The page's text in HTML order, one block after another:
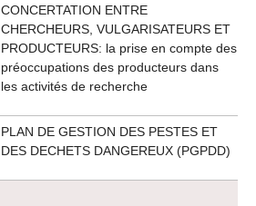
CONCERTATION ENTRE
CHERCHEURS, VULGARISATEURS ET
PRODUCTEURS: la prise en compte des
préoccupations des producteurs dans
les activités de recherche
PLAN DE GESTION DES PESTES ET
DES DECHETS DANGEREUX (PGPDD)